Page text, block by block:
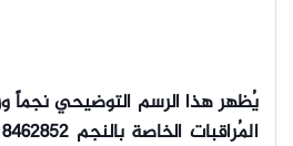
يُظهر هذا الرسم التوضيحي